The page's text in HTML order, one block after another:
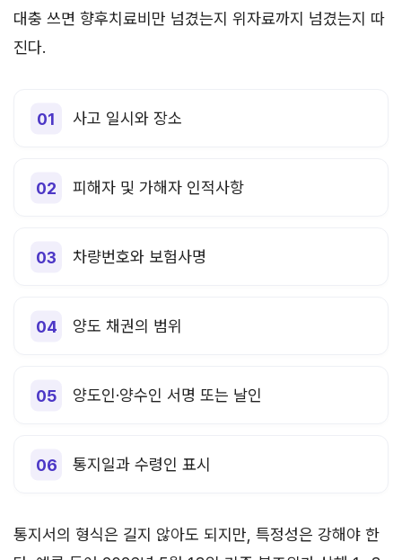
대충 쓰면 향후치료비만 넘겼는지 위자료까지 넘겼는지 따
진다.
사고 일시와 장소
피해자 및 가해자 인적사항
차량번호와 보험사명
양도 채권의 범위
양도인·양수인 서명 또는 날인
통지일과 수령인 표시
통지서의 형식은 길지 않아도 되지만, 특정성은 강해야 한